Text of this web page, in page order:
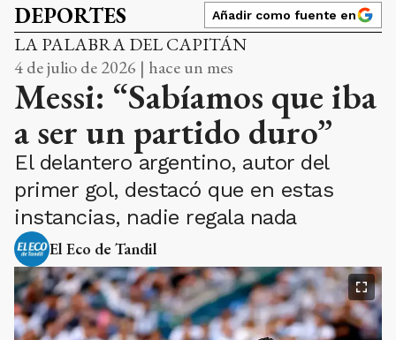
DEPORTES Añadir como fuente en
LA PALABRA DEL CAPITÁN
4 de julio de 2026 | hace un mes
Messi: “Sabíamos que iba
a ser un partido duro”
El delantero argentino, autor del
primer gol, destacó que en estas
instancias, nadie regala nada
El Eco de Tandil